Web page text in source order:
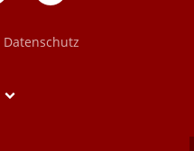
Datenschutz